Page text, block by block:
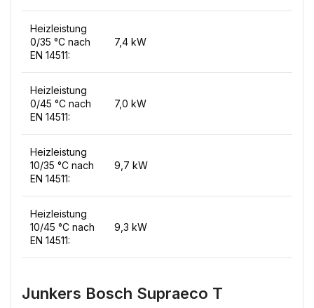
Heizleistung
0/35 °C nach
EN 14511:
7,4 kW
Heizleistung
0/45 °C nach
EN 14511:
7,0 kW
Heizleistung
10/35 °C nach
EN 14511:
9,7 kW
Heizleistung
10/45 °C nach
EN 14511:
9,3 kW
Junkers Bosch Supraeco T